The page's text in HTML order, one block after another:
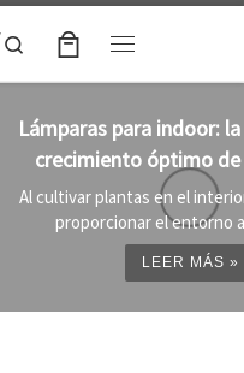
Search
la clave para un
tus plantas
es importante
adecuado ...